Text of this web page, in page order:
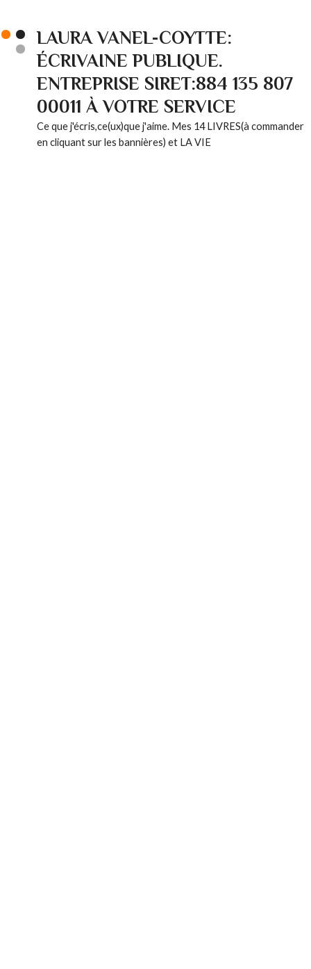
LAURA VANEL-COYTTE:
ÉCRIVAINE PUBLIQUE.
ENTREPRISE SIRET:884 135 807
00011 À VOTRE SERVICE
Ce que j'écris,ce(ux)que j'aime. Mes 14 LIVRES(à commander
en cliquant sur les bannières) et LA VIE